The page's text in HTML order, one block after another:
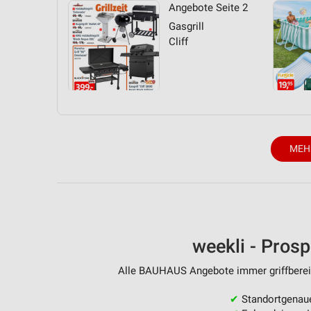
Angebote Seite 2
Gasgrill
Cliff
weekli -
Alle BAUHAUS Angebote immer
✔